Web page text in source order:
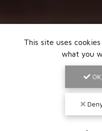
This site uses
what you